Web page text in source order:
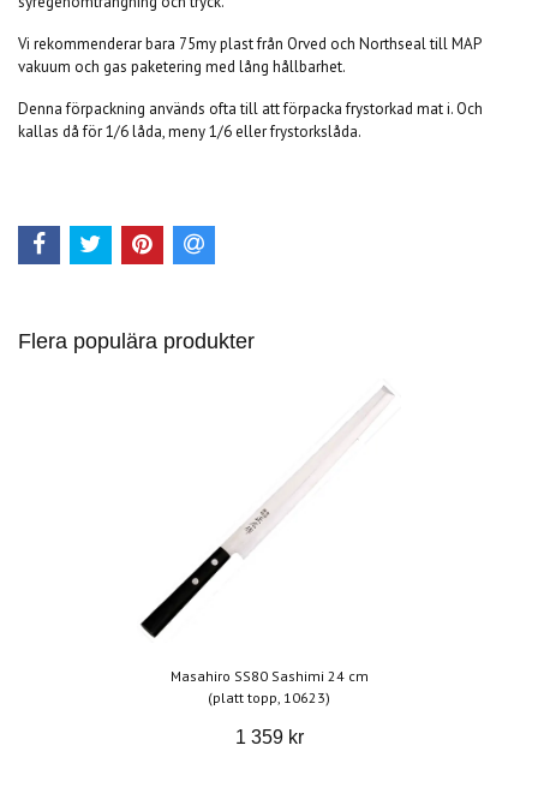
Vi rekommenderar bara 75my plast från Orved och Northseal till MAP
vakuum och gas paketering med lång hållbarhet.
Denna förpackning används ofta till att förpacka frystorkad mat i. Och
kallas då för 1/6 låda, meny 1/6 eller frystorkslåda.
Flera populära produkter
Masahiro SS80 Sashimi 24 cm
(platt topp, 10623)
1 359 kr